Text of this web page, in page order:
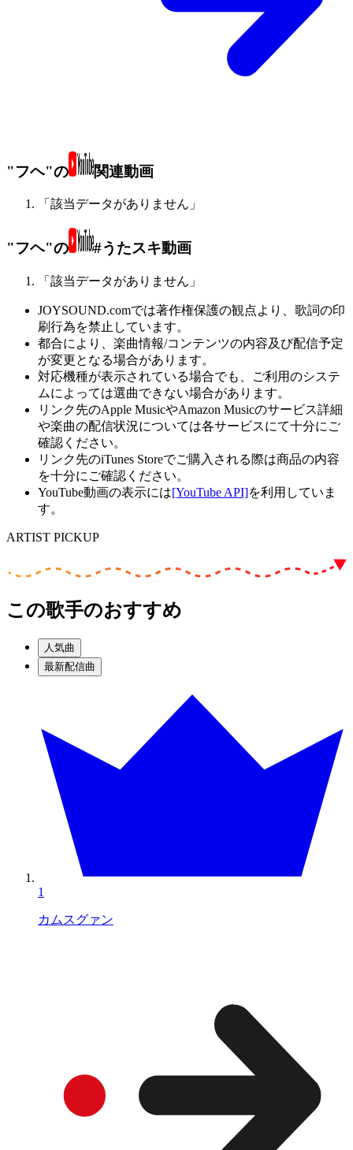
"フヘ"の 関連動画
「該当データがありません」
"フヘ"の #うたスキ動画
「該当データがありません」
JOYSOUND.comでは著作権保護の観点より、歌詞の印
刷行為を禁止しています。
都合により、楽曲情報/コンテンツの内容及び配信予定
が変更となる場合があります。
対応機種が表示されている場合でも、ご利用のシステ
ムによっては選曲できない場合があります。
リンク先のApple MusicやAmazon Musicのサービス詳細
や楽曲の配信状況については各サービスにて十分にご
確認ください。
リンク先のiTunes Storeでご購入される際は商品の内容
を十分にご確認ください。
YouTube動画の表示には[YouTube API]を利用していま
す。
ARTIST PICKUP
この歌手のおすすめ
人気曲
最新配信曲
1
カムスグァン